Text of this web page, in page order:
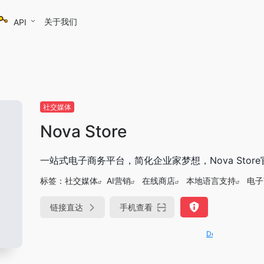
API 关于我们
社交媒体
Nova Store
一站式电子商务平台，简化企业家梦想，Nova Store
标签： 社交媒体 AI营销 在线商店 本地语言支持 电
链接直达 手机查看
DeepSeek-R1、V3满血版